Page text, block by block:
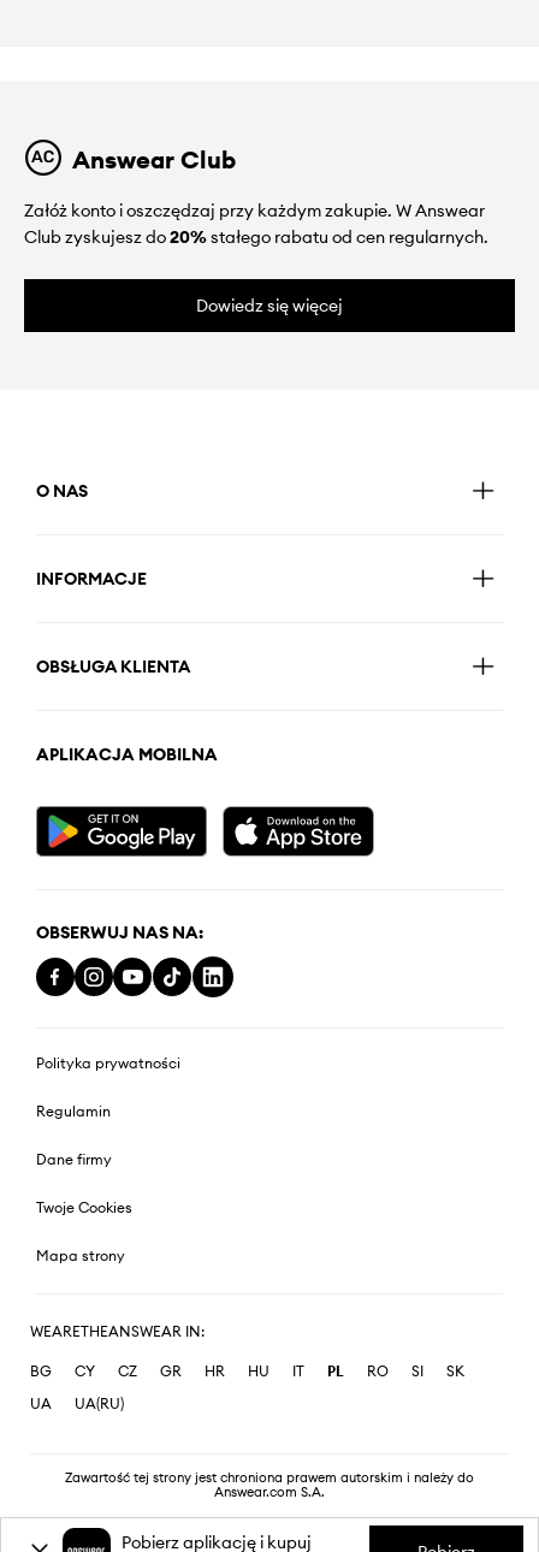
Answear Club
Załóż konto i oszczędzaj przy każdym zakupie. W Answear
Club zyskujesz do20%stałego rabatu od cen regularnych.
Dowiedz się więcej
O NAS
INFORMACJE
OBSŁUGA KLIENTA
APLIKACJA MOBILNA
OBSERWUJ NAS NA:
Polityka prywatności
Regulamin
Dane firmy
Twoje Cookies
Mapa strony
WEARETHEANSWEAR IN:
BG CY CZ GR HR HU IT PL RO SI
SK
UA
UA(RU)
Zawartość tej strony jest chroniona prawem autorskim i należy do
Answear.com S.A.
Pobierz aplikację i kupuj